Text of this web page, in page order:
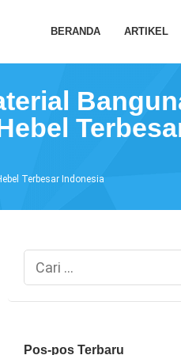
BERANDA
ARTIKEL
Terbesar Indonesia
Cari
untuk:
Pos-pos Terbaru